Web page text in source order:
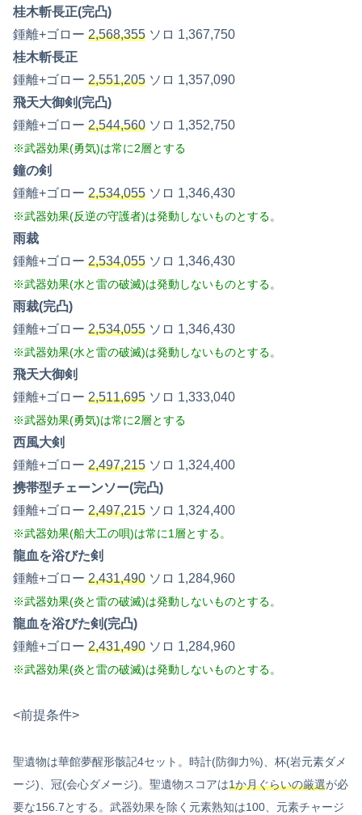
桂木斬長正(完凸)
鍾離+ゴロー 2,568,355 ソロ 1,367,750
桂木斬長正
鍾離+ゴロー 2,551,205 ソロ 1,357,090
飛天大御剣(完凸)
鍾離+ゴロー 2,544,560 ソロ 1,352,750
※武器効果(勇気)は常に2層とする
鐘の剣
鍾離+ゴロー 2,534,055 ソロ 1,346,430
※武器効果(反逆の守護者)は発動しないものとする。
雨裁
鍾離+ゴロー 2,534,055 ソロ 1,346,430
※武器効果(水と雷の破滅)は発動しないものとする。
雨裁(完凸)
鍾離+ゴロー 2,534,055 ソロ 1,346,430
※武器効果(水と雷の破滅)は発動しないものとする。
飛天大御剣
鍾離+ゴロー 2,511,695 ソロ 1,333,040
※武器効果(勇気)は常に2層とする
西風大剣
鍾離+ゴロー 2,497,215 ソロ 1,324,400
携帯型チェーンソー(完凸)
鍾離+ゴロー 2,497,215 ソロ 1,324,400
※武器効果(船大工の唄)は常に1層とする。
龍血を浴びた剣
鍾離+ゴロー 2,431,490 ソロ 1,284,960
※武器効果(炎と雷の破滅)は発動しないものとする。
龍血を浴びた剣(完凸)
鍾離+ゴロー 2,431,490 ソロ 1,284,960
※武器効果(炎と雷の破滅)は発動しないものとする。
<前提条件>
聖遺物は華館夢醒形骸記4セット。時計(防御力%)、杯(岩元素ダメ
ージ)、冠(会心ダメージ)。聖遺物スコアは1か月ぐらいの厳選が必
要な156.7とする。武器効果を除く元素熟知は100、元素チャージ